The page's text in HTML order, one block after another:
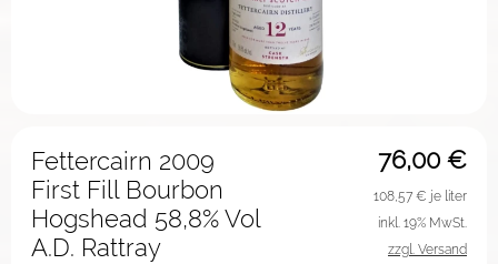
76,00 €
Fettercairn 2009
First Fill Bourbon
Hogshead 58,8% Vol
A.D. Rattray
108,57 € je liter
inkl. 19% MwSt.
zzgl. Versand